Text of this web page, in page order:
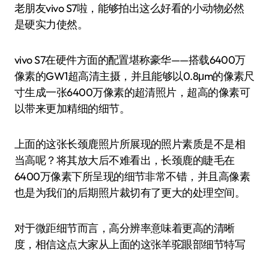
老朋友vivo S7啦，能够拍出这么好看的小动物必然
是硬实力使然。
vivo S7在硬件方面的配置堪称豪华——搭载6400万
像素的GW1超高清主摄，并且能够以0.8μm的像素尺
寸生成一张6400万像素的超清照片，超高的像素可
以带来更加精细的细节。
上面的这张长颈鹿照片所展现的照片素质是不是相
当高呢？将其放大后不难看出，长颈鹿的睫毛在
6400万像素下所呈现的细节非常不错，并且高像素
也是为我们的后期照片裁切有了更大的处理空间。
对于微距细节而言，高分辨率意味着更高的清晰
度，相信这点大家从上面的这张羊驼眼部细节特写